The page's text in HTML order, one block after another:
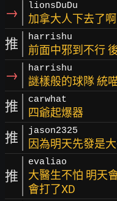
→ lionsDuDu
加拿大人下去了啊
推 harrishu
前面中邪到不行
→ harrishu
謎樣般的球隊 統
推 carwhat
四爺起爆器
推 jason2325
因為明天先發是
推
evaliao
大醫生不怕 明天
會打了XD